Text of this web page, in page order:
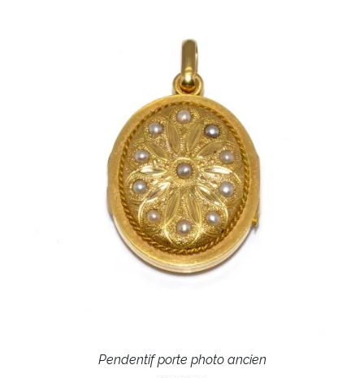
Pendentif porte photo ancien